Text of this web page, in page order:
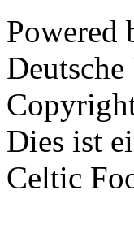
Powered
Dies ist
Celtic